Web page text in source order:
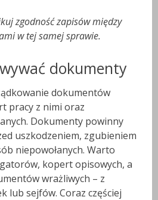
zgodność zapisów między
w tej samej sprawie.
dokumenty
dokumentów
pracy z nimi oraz
Dokumenty powinny
uszkodzeniem, zgubieniem
niepowołanych. Warto
kopert opisowych, a
wrażliwych – z
lub sejfów. Coraz częściej